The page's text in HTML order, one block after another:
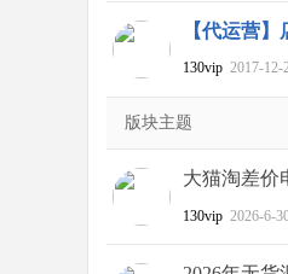
【代运营
130vip 2017-12-
版块主题
大猫淘差价
130vip 2026-6-